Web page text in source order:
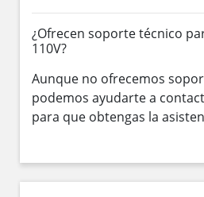
¿Ofrecen soporte técnico
110V?
Aunque no ofrecemos
podemos ayudarte a
para que obtengas la